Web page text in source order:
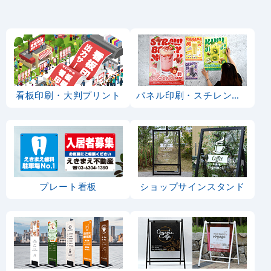
看板印刷・大判プリント パネル印刷・スチレンボード
プレート看板 ショップサインスタンド